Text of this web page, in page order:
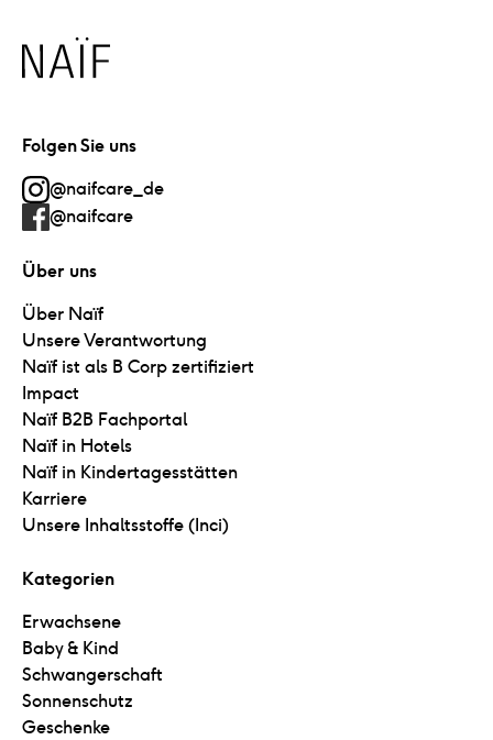
Naïf
Folgen Sie uns
@naifcare_de
@naifcare
Über uns
Über Naïf
Unsere Verantwortung
Naïf ist als B Corp zertifiziert
Impact
Naïf B2B Fachportal
Naïf in Hotels
Naïf in Kindertagesstätten
Karriere
Unsere Inhaltsstoffe (Inci)
Kategorien
Erwachsene
Baby & Kind
Schwangerschaft
Sonnenschutz
Geschenke